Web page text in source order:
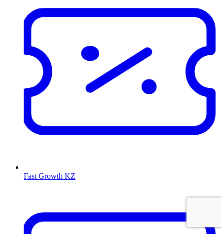
Fast Growth KZ